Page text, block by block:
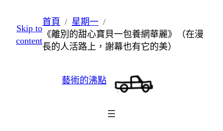
至
主
Skip to
content
首頁
星期一
《離別的甜心寶貝一包養網華麗》（在漫
長的人活路上，謝幕也有它的美）
藝術的沸點